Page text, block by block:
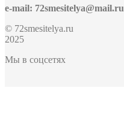
e-mail: 72smesitelya@mail.ru
© 72smesitelya.ru
2025
Мы в соцсетях